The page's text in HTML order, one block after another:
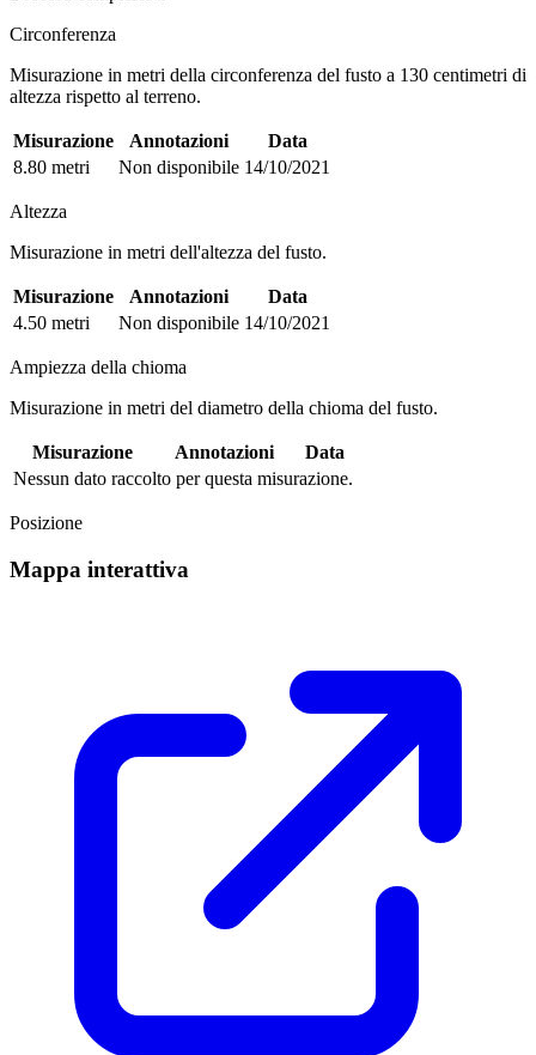
Circonferenza
Misurazione in metri della circonferenza del fusto a 130 centimetri di
altezza rispetto al terreno.
Misurazione Annotazioni
Data
8.80 metri
Non disponibile 14/10/2021
Altezza
Misurazione in metri dell'altezza del fusto.
Misurazione Annotazioni
Data
4.50 metri
Non disponibile 14/10/2021
Ampiezza della chioma
Misurazione in metri del diametro della chioma del fusto.
Misurazione Annotazioni
Data
Nessun dato raccolto per questa misurazione.
Posizione
Mappa interattiva